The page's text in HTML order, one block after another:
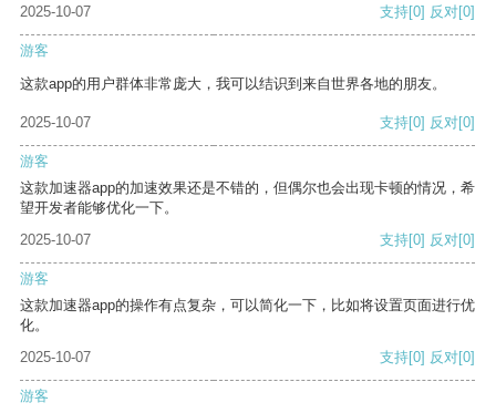
2025-10-07
支持[0] 反对[0]
游客
这款app的用户群体非常庞大，我可以结识到来自世界各地的朋友。
2025-10-07 支持[0] 反对[0]
游客
这款加速器app的加速效果还是不错的，但偶尔也会出现卡顿的情况，希
望开发者能够优化一下。
2025-10-07
支持[0] 反对[0]
游客
这款加速器app的操作有点复杂，可以简化一下，比如将设置页面进行优
化。
2025-10-07
支持[0] 反对[0]
游客